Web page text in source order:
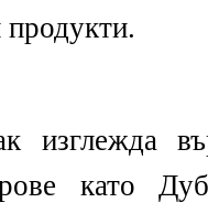
продукти.
изглежда
като